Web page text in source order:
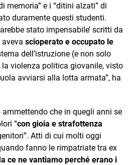
memoria” e i “ditini alzati” di
duramente questi studenti.
stato impensabile’ scritti da
scioperato e occupato le
dell’istruzione (e non solo
violenza politica giovanile, visto
avviarsi alla lotta armata”, ha
che in quegli anni se
“con gioia e strafottenza
Atti di cui molti oggi
fanno le rimpatriate tra ex
ce ne vantiamo perché erano i